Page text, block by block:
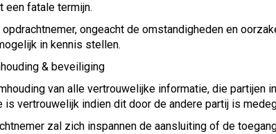
een fatale termijn.
opdrachtnemer, ongeacht de omstandigheden en
in kennis stellen.
& beveiliging
van alle vertrouwelijke informatie, die partijen
is vertrouwelijk indien dit door de andere partij is
zal zich inspannen de aansluiting of de